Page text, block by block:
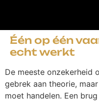
Één op één
echt werkt
De meeste onzekerheid
gebrek aan theorie,
moet handelen. Een